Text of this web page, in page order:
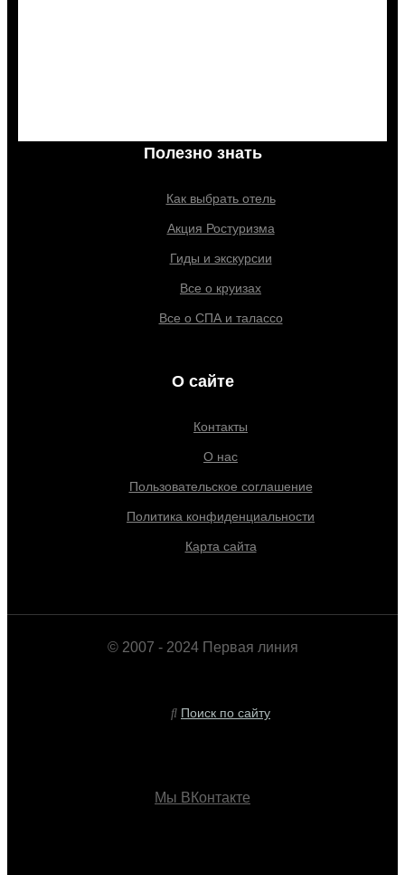
Полезно знать
Как выбрать отель
Акция Ростуризма
Гиды и экскурсии
Все о круизах
Все о СПА и талассо
О сайте
Контакты
О нас
Пользовательское соглашение
Политика конфиденциальности
Карта сайта
© 2007 - 2024 Первая линия
Поиск по сайту
Мы ВКонтакте